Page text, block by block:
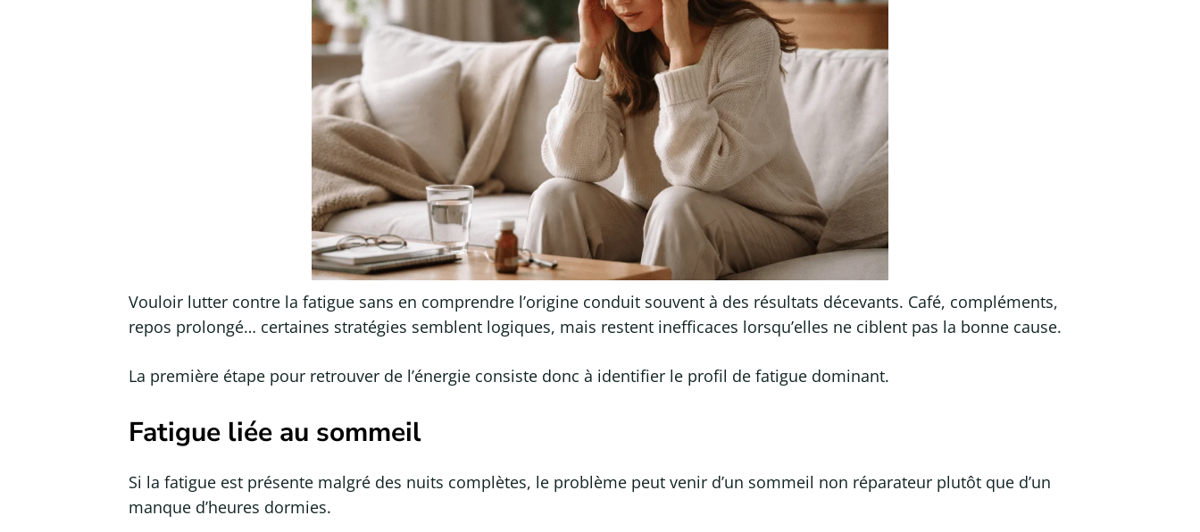
Vouloir lutter contre la fatigue sans en comprendre l’origine conduit souvent à des résultats décevants. Café, compléments,
repos prolongé… certaines stratégies semblent logiques, mais restent inefficaces lorsqu’elles ne ciblent pas la bonne cause.
La première étape pour retrouver de l’énergie consiste donc à identifier le profil de fatigue dominant.
Fatigue liée au sommeil
Si la fatigue est présente malgré des nuits complètes, le problème peut venir d’un sommeil non réparateur plutôt que d’un
manque d’heures dormies.